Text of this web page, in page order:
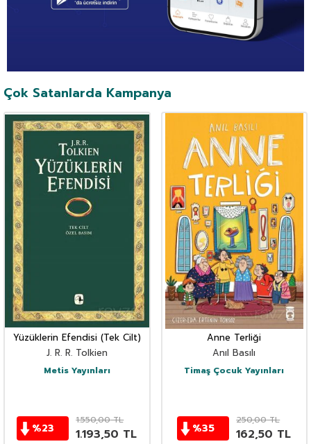
Çok Satanlarda Kampanya
Yüzüklerin Efendisi (Tek Cilt)
J. R. R. Tolkien
Metis Yayınları
%23
1.550,00TL
1.193,50 TL
Anne Terliği
Anıl Basılı
Timaş Çocuk Yayınları
%35
250,00TL
162,50 TL